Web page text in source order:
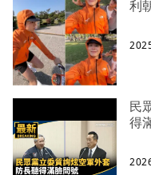
利
民
得